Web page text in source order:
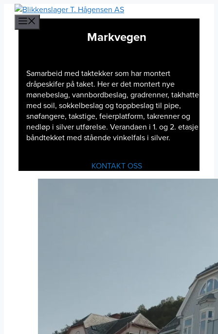
Hopp
innhold
MENY
Markvegen
Samarbeid med taktekker som har montert
dråpeskifer på taket. Her er det montert nye
mønebeslag, vannbordbeslag, gradrenner, takhatter
med soil, sokkelbeslag og toppbeslag til pipe,
snøfangere, takstige, feierplatform, takrenner og
nedløp i silver utførelse. Verandaen i 1. og 2. etasje er
båndtekket med stående vinkelfals i silver.
KONTAKT OSS